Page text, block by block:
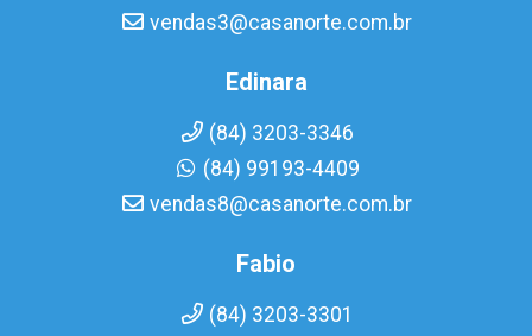
vendas3@casanorte.com.br
Edinara
(84) 3203-3346
(84) 99193-4409
vendas8@casanorte.com.br
Fabio
(84) 3203-3301